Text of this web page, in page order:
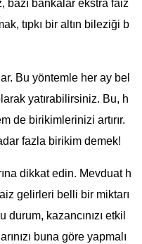
bazı bankalar ekstra faiz
tıpkı bir altın bileziği b
Bu yöntemle her ay bel
yatırabilirsiniz. Bu, h
de birikimlerinizi artırır.
fazla birikim demek!
dikkat edin. Mevduat h
gelirleri belli bir miktarı
kazancınızı etkil
buna göre yapmalı